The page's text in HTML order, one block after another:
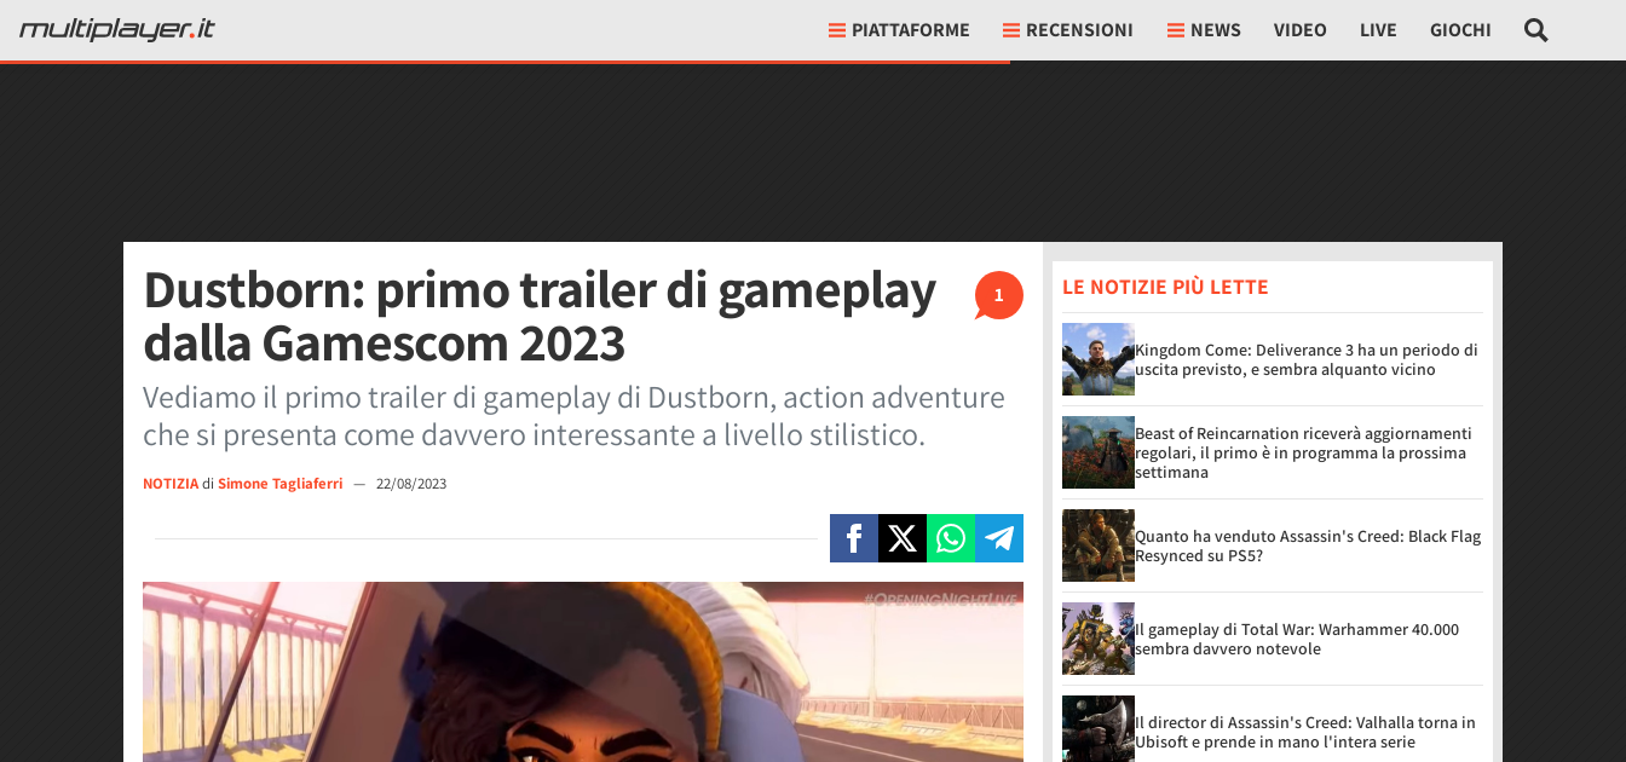
PIATTAFORME RECENSIONI NEWS VIDEO LIVE GIOCHI
1
Dustborn: primo trailer di gameplay
dalla Gamescom 2023
Vediamo il primo trailer di gameplay di Dustborn, action adventure
che si presenta come davvero interessante a livello stilistico.
NOTIZIAdi Simone Tagliaferri — 22/08/2023
LE NOTIZIE PIÙ LETTE
Kingdom Come: Deliverance 3 ha un periodo di
uscita previsto, e sembra alquanto vicino
Beast of Reincarnation riceverà aggiornamenti
regolari, il primo è in programma la prossima
settimana
Quanto ha venduto Assassin's Creed: Black Flag
Resynced su PS5?
Il gameplay di Total War: Warhammer 40.000
sembra davvero notevole
Il director di Assassin's Creed: Valhalla torna in
Ubisoft e prende in mano l'intera serie